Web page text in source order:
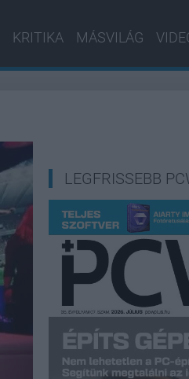
KRITIKA MÁSVILÁG
LEGFRISSEBB